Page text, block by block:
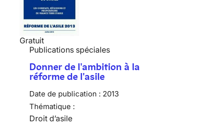
Gratuit
Publications spéciales
Donner de l'ambition à la
réforme de l'asile
Date de publication : 2013
Thématique :
Droit d’asile